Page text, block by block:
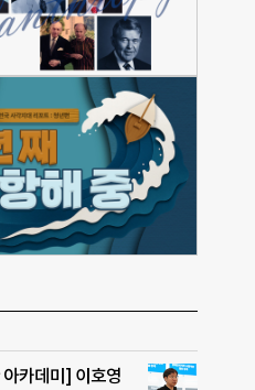
카데미] 이호영